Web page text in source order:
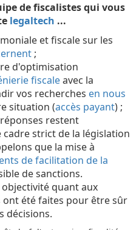
de fiscalistes qui vous
legaltech ...
et fiscale sur les
;
d'optimisation
fiscaleavec la
vos recherches en nous
situation (accès payant) ;
restent
strict de la législation
que la mise à
de facilitation de la
de sanctions.
quant aux
été faites pour être sûr
décisions.